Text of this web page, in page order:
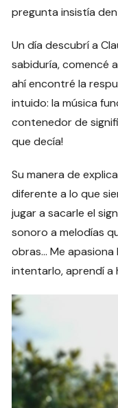
pregunta insistía
Un día descubrí a
sabiduría, comencé
ahí encontré la
intuido: la música
contenedor de
que decía!
Su manera de
diferente a lo que
jugar a sacarle el
sonoro a melodías
obras… Me
intentarlo, aprendí a